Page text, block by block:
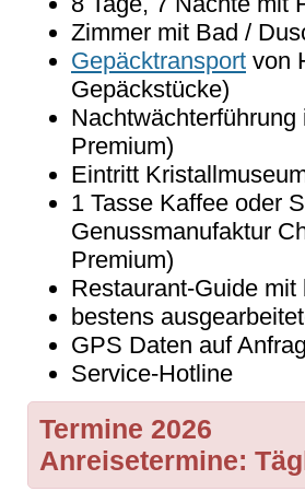
Zimmer mit Bad /
Gepäcktransport von
Gepäckstücke)
Premium)
Eintritt
1 Tasse Kaffee oder
Genussmanufaktur
Premium)
Restaurant-Guide
bestens
GPS Daten auf
Service-Hotline
Termine 2026
Anreisetermine: